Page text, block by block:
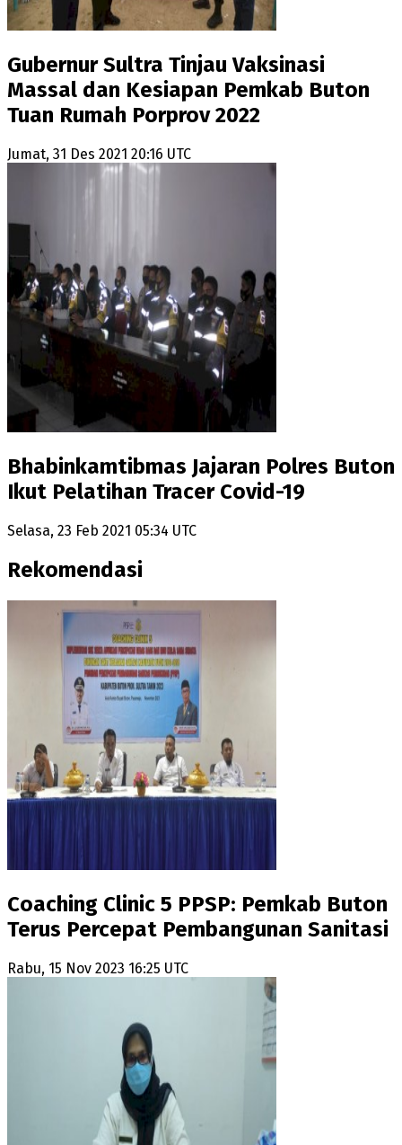
Gubernur Sultra Tinjau Vaksinasi
Massal dan Kesiapan Pemkab Buton
Tuan Rumah Porprov 2022
Jumat, 31 Des 2021 20:16 UTC
Bhabinkamtibmas Jajaran Polres Buton
Ikut Pelatihan Tracer Covid-19
Selasa, 23 Feb 2021 05:34 UTC
Rekomendasi
Coaching Clinic 5 PPSP: Pemkab Buton
Terus Percepat Pembangunan Sanitasi
Rabu, 15 Nov 2023 16:25 UTC